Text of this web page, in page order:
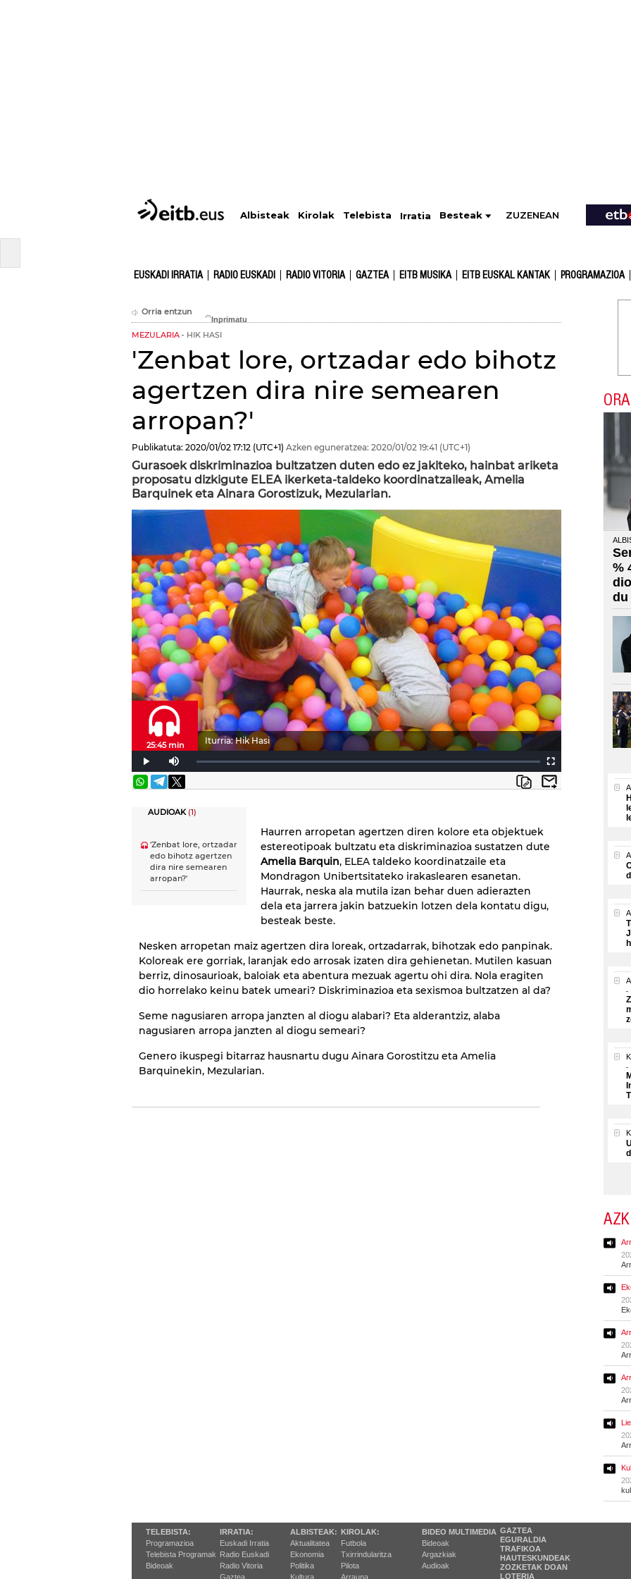
Albisteak Kirolak Telebista Irratia Besteak ZUZENEAN
EUSKADI IRRATIA RADIO EUSKADI RADIO VITORIA GAZTEA EITB MUSIKA EITB EUSKAL KANTAK PROGRAMAZIOA
Orria entzun
MEZULARIA HIK HASI
'Zenbat lore, ortzadar edo bihotz
agertzen dira nire semearen
arropan?'
Publikatuta: 2020/01/02 17:12 (UTC+1) Azken eguneratzea: 2020/01/02 19:41 (UTC+1)
Gurasoek diskriminazioa bultzatzen duten edo ez jakiteko, hainbat ariketa
proposatu dizkigute ELEA ikerketa-taldeko koordinatzaileak, Amelia
Barquinek eta Ainara Gorostizuk, Mezularian.
Iturria: Hik Hasi
25:45 min
AUDIOAK(1)
'Zenbat lore, ortzadar
edo bihotz agertzen
dira nire semearen
arropan?'
Haurren arropetan agertzen diren kolore eta objektuek
estereotipoak bultzatu eta diskriminazioa sustatzen dute
Amelia Barquin, ELEA taldeko koordinatzaile eta
Mondragon Unibertsitateko irakaslearen esanetan.
Haurrak, neska ala mutila izan behar duen adierazten
dela eta jarrera jakin batzuekin lotzen dela kontatu digu,
besteak beste.
Nesken arropetan maiz agertzen dira loreak, ortzadarrak, bihotzak edo panpinak.
Koloreak ere gorriak, laranjak edo arrosak izaten dira gehienetan. Mutilen kasuan
berriz, dinosaurioak, baloiak eta abentura mezuak agertu ohi dira. Nola eragiten
dio horrelako keinu batek umeari? Diskriminazioa eta sexismoa bultzatzen al da?
Seme nagusiaren arropa janzten al diogu alabari? Eta alderantziz, alaba
nagusiaren arropa janzten al diogu semeari?
Genero ikuspegi bitarraz hausnartu dugu Ainara Gorostitzu eta Amelia
Barquinekin, Mezularian.
%
du
TELEBISTA:
Programazioa
Telebista Programak
Bideoak
IRRATIA:
Euskadi Irratia
Radio Euskadi
Radio Vitoria
Gaztea
ALBISTEAK:
Aktualitatea
Ekonomia
Politika
Kultura
KIROLAK:
Futbola
Txirrindularitza
Pilota
Arrauna
BIDEO MULTIMEDIA
Bideoak
Argazkiak
Audioak
GAZTEA
EGURALDIA
TRAFIKOA
HAUTESKUNDEAK
ZOZKETAK DOAN
LOTERIA